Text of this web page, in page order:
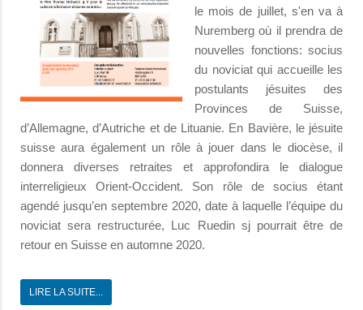
le mois de juillet, s'en va à
Nuremberg où il prendra de
nouvelles fonctions: socius
du noviciat qui accueille les
postulants jésuites des
Provinces de Suisse,
d’Allemagne, d’Autriche et de Lituanie. En Bavière, le jésuite
suisse aura également un rôle à jouer dans le diocèse, il
donnera diverses retraites et approfondira le dialogue
interreligieux Orient-Occident. Son rôle de socius étant
agendé jusqu’en septembre 2020, date à laquelle l’équipe du
noviciat sera restructurée, Luc Ruedin sj pourrait être de
retour en Suisse en automne 2020.
LIRE LA SUITE...